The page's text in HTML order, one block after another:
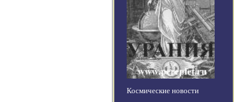
Космические новости